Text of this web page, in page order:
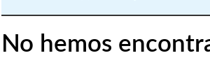
No hemos